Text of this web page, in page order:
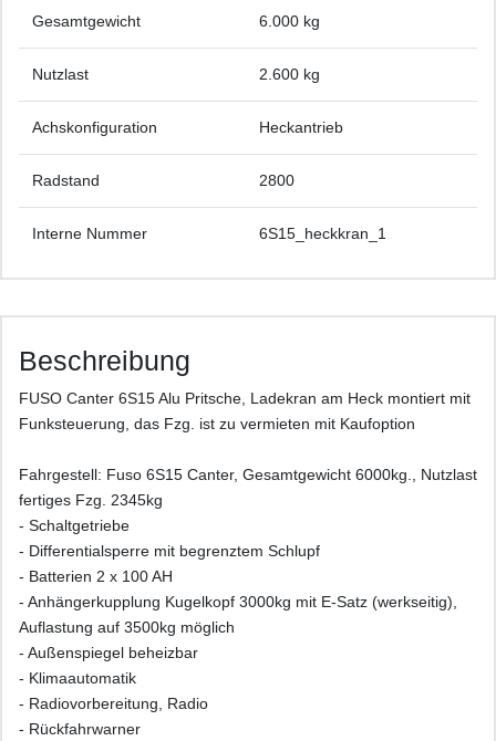
Gesamtgewicht 6.000 kg
Nutzlast 2.600 kg
Achskonfiguration Heckantrieb
Radstand 2800
Interne Nummer 6S15_heckkran_1
Beschreibung
FUSO Canter 6S15 Alu Pritsche, Ladekran am Heck montiert mit
Funksteuerung, das Fzg. ist zu vermieten mit Kaufoption
Fahrgestell: Fuso 6S15 Canter, Gesamtgewicht 6000kg., Nutzlast
fertiges Fzg. 2345kg
- Schaltgetriebe
- Differentialsperre mit begrenztem Schlupf
- Batterien 2 x 100 AH
- Anhängerkupplung Kugelkopf 3000kg mit E-Satz (werkseitig),
Auflastung auf 3500kg möglich
- Außenspiegel beheizbar
- Klimaautomatik
- Radiovorbereitung, Radio
- Rückfahrwarner